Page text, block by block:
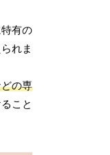
有の
れま
の専
こと